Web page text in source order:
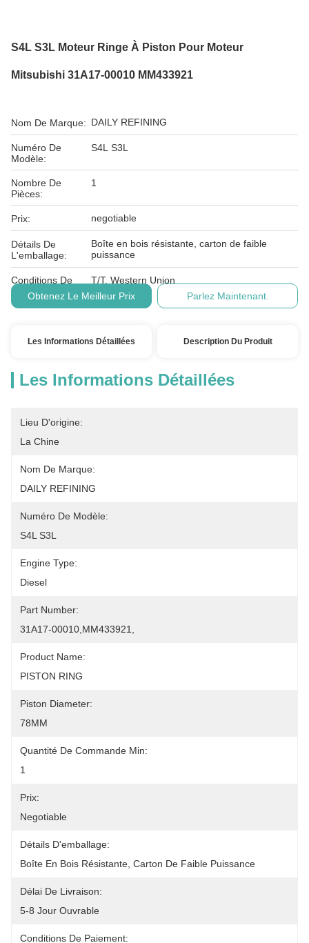
S4L S3L Moteur Ringe À Piston Pour Moteur
Mitsubishi 31A17-00010 MM433921
Nom De Marque: DAILY REFINING
Numéro De
Modèle:
S4L S3L
Nombre De
Pièces:
1
Prix: negotiable
Détails De
L'emballage:
Boîte en bois résistante, carton de faible
puissance
Conditions De
Paiement:
T/T, Western Union
Obtenez Le Meilleur Prix
Parlez Maintenant.
Les Informations Détaillées Description Du Produit
Les Informations Détaillées
Lieu D'origine:
La Chine
Nom De Marque:
DAILY REFINING
Numéro De Modèle:
S4L S3L
Engine Type:
Diesel
Part Number:
31A17-00010,MM433921,
Product Name:
PISTON RING
Piston Diameter:
78MM
Quantité De Commande Min:
1
Prix:
Negotiable
Détails D'emballage:
Boîte En Bois Résistante, Carton De Faible Puissance
Délai De Livraison:
5-8 Jour Ouvrable
Conditions De Paiement: